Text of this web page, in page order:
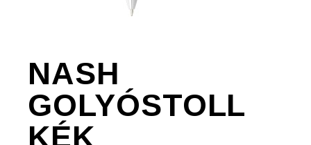
NASH
GOLYÓSTOLL
KÉK